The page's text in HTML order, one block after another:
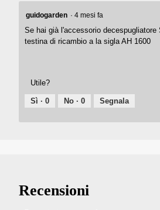
guidogarden · 4 mesi fa
Se hai già l'accessorio decespugliatore
testina di ricambio a la sigla AH 1600
Utile?
Sì ·0 No ·0 Segnala